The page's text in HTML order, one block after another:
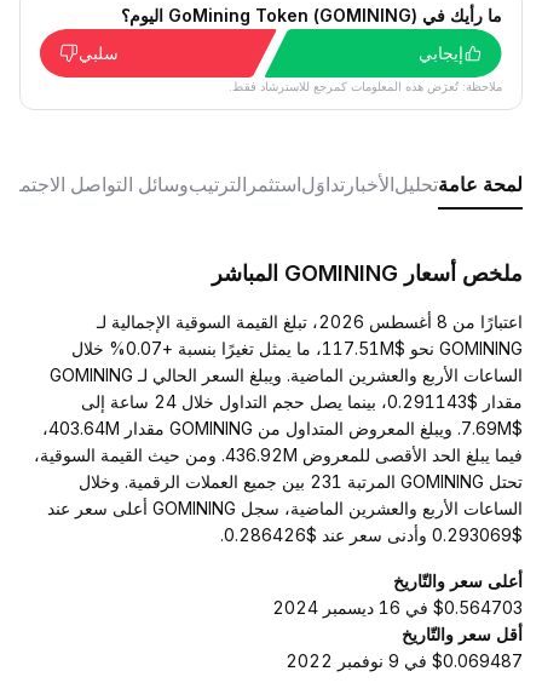
ما رأيك في GoMining Token (GOMINING) اليوم؟
إيجابي
سلبي
ملاحظة: تُعرَض هذه المعلومات كمرجع للاسترشاد فقط.
لمحة عامةتحليلالأخبار تداوَلاستثمر الترتيبوسائل التواصل
ملخص أسعار GOMINING المباشر
اعتبارًا من 8 أغسطس 2026، تبلغ القيمة السوقية الإجمالية لـ
GOMINING نحو $117.51M، ما يمثل تغيرًا بنسبة +0.07% خلال
الساعات الأربع والعشرين الماضية. ويبلغ السعر الحالي لـ GOMINING
مقدار $0.291143، بينما يصل حجم التداول خلال 24 ساعة إلى
$7.69M. ويبلغ المعروض المتداول من GOMINING مقدار 403.64M،
فيما يبلغ الحد الأقصى للمعروض 436.92M. ومن حيث القيمة السوقية،
تحتل GOMINING المرتبة 231 بين جميع العملات الرقمية. وخلال
الساعات الأربع والعشرين الماضية، سجل GOMINING أعلى سعر عند
$0.293069 وأدنى سعر عند $0.286426.
أعلى سعر والتّاريخ
$0.564703 في 16 ديسمبر 2024
أقل سعر والتّاريخ
$0.069487 في 9 نوفمبر 2022